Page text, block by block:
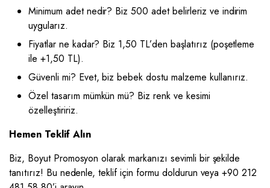
Minimum adet nedir? Biz 500 adet belirleriz ve indirim
uygularız.
Fiyatlar ne kadar? Biz 1,50 TL’den başlatırız (poşetleme
ile +1,50 TL).
Güvenli mi? Evet, biz bebek dostu malzeme kullanırız.
Özel tasarım mümkün mü? Biz renk ve kesimi
özelleştiririz.
Hemen Teklif Alın
Biz, Boyut Promosyon olarak markanızı sevimli bir şekilde
tanıtırız! Bu nedenle, teklif için formu doldurun veya +90 212